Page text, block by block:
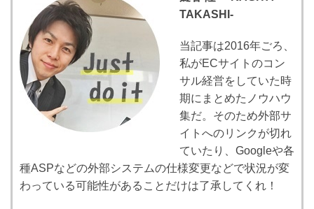
TAKASHI-
当記事は2016年ごろ、
私がECサイトのコン
サル経営をしていた時
期にまとめたノウハウ
集だ。そのため外部サ
イトへのリンクが切れ
ていたり、Googleや各
種ASPなどの外部システムの仕様変更などで状況が変
わっている可能性があることだけは了承してくれ！